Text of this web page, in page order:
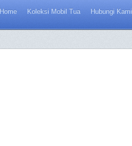
Home Koleksi Mobil Tua Hubungi Kami